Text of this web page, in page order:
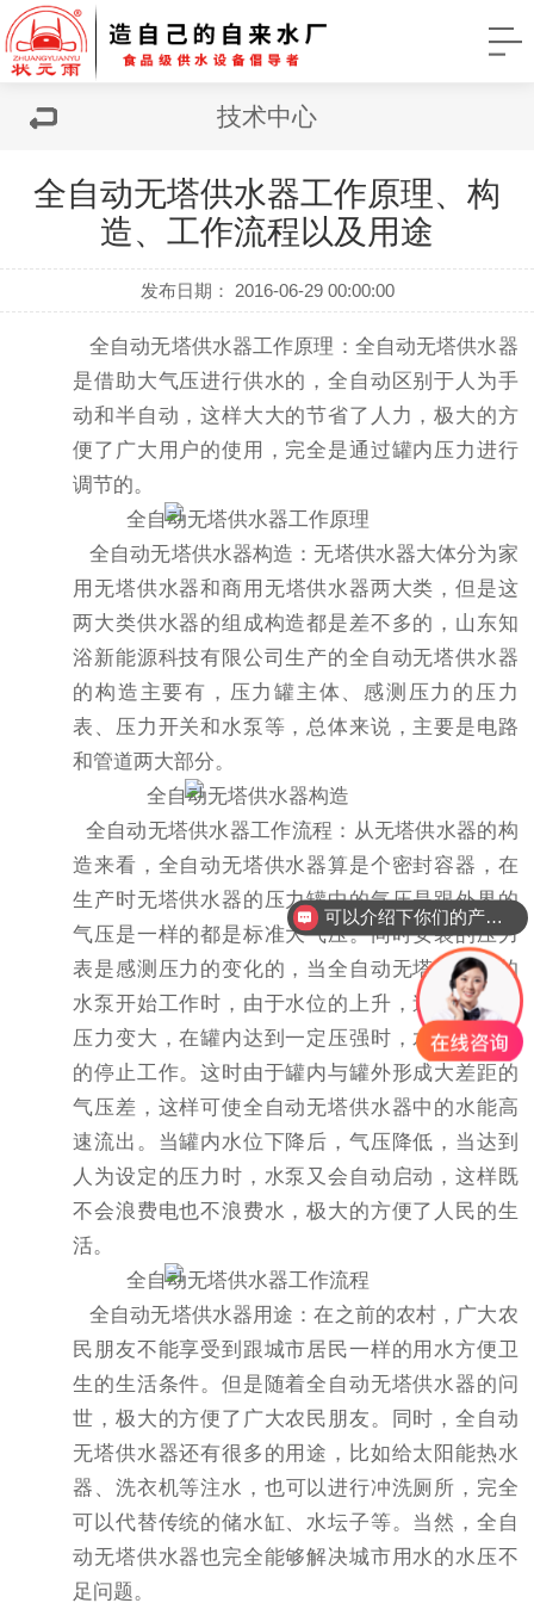
技术中心
全自动无塔供水器工作原理、构
造、工作流程以及用途
发布日期： 2016-06-29 00:00:00
全自动无塔供水器工作原理： 全自动无塔供水器
是借助大气压进行供水的，全自动区别于人为手
动和半自动，这样大大的节省了人力，极大的方
便了广大用户的使用，完全是通过罐内压力进行
调节的。
全自动无塔供水器构造： 无塔供水器大体分为家
用 无塔供水器和商用无塔供水器两大类，但是这
两大类供水器的组成构造都是差不多的，山东知
浴新能源科技有限公司生产的全自动无塔供水器
的构造主要有，压力罐主体、感测压力的压力
表、压力开关和水泵等，总体来说，主要是电路
和管道两大部分。
全自动无塔供水器工作流程： 从无塔供水器的构
造来看，全自动无塔供水器算是个密封容器，在
生产时无塔供水器的压力罐中的气压是跟外界的
气压是一样的都是标准大气压。同时安装的压力
表是感测压力的变化的，当全自动无塔供水器的
水泵开始工作时，由于水位的上升，迫使罐内的
压力变大，在罐内达到一定压强时，水泵会自动
的停止工作。这时由于罐内与罐外形成大差距的
气压差，这样可使全自动无塔供水器中的水能高
速流出。当罐内水位下降后，气压降低，当达到
人为设定的压力时，水泵又会自动启动，这样既
不会浪费电也不浪费水，极大的方便了人民的生
活。
全自动无塔供水器用途：在之前的农村，广大农
民朋友不能享受到跟城市居民一样的用水方便卫
生的生活条件。但是随着全自动无塔供水器的问
世，极大的方便了广大农民朋友。同时，全自动
无塔供水器还有很多的用途，比如给太阳能热水
器 、洗衣机等注水，也可以进行冲洗厕所，完全
可以代替传统的储水缸、水坛子等。当然，全自
动无塔供水器也完全能够解决城市用水的水压不
足问题。
可以介绍下你们的产品么？